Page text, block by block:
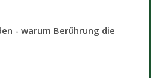
- warum Berührung die